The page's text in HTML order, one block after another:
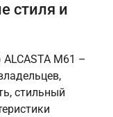
стиля и
M61 –
стильный